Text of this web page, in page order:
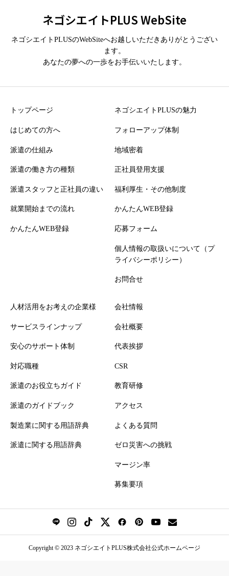
ネゴシエイトPLUS WebSite
ネゴシエイトPLUSのWebSiteへお越しいただきありがとうござい
ます。
あなたの夢への一歩をお手伝いいたします。
トップページ
はじめての方へ
派遣の仕組み
派遣の働き方の種類
派遣スタッフと正社員の違い
就業開始までの流れ
かんたんWEB登録
ネゴシエイトPLUSの魅力
フォローアップ体制
地域密着
正社員登用支援
福利厚生・その他制度
かんたんWEB登録
応募フォーム
個人情報の取扱いについて（プ
ライバシーポリシー）
お問合せ
人材活用をお考えの企業様
サービスラインナップ
安心のサポート体制
対応職種
派遣のお役立ちガイド
派遣のガイドブック
製造業に関する用語辞典
派遣に関する用語辞典
会社情報
会社概要
代表挨拶
CSR
教育研修
アクセス
よくある質問
ゼロ災害への挑戦
マージン率
募集要項
Copyright © 2023 ネゴシエイトPLUS株式会社公式ホームページ